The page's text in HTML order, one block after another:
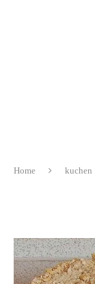
Home kuchen